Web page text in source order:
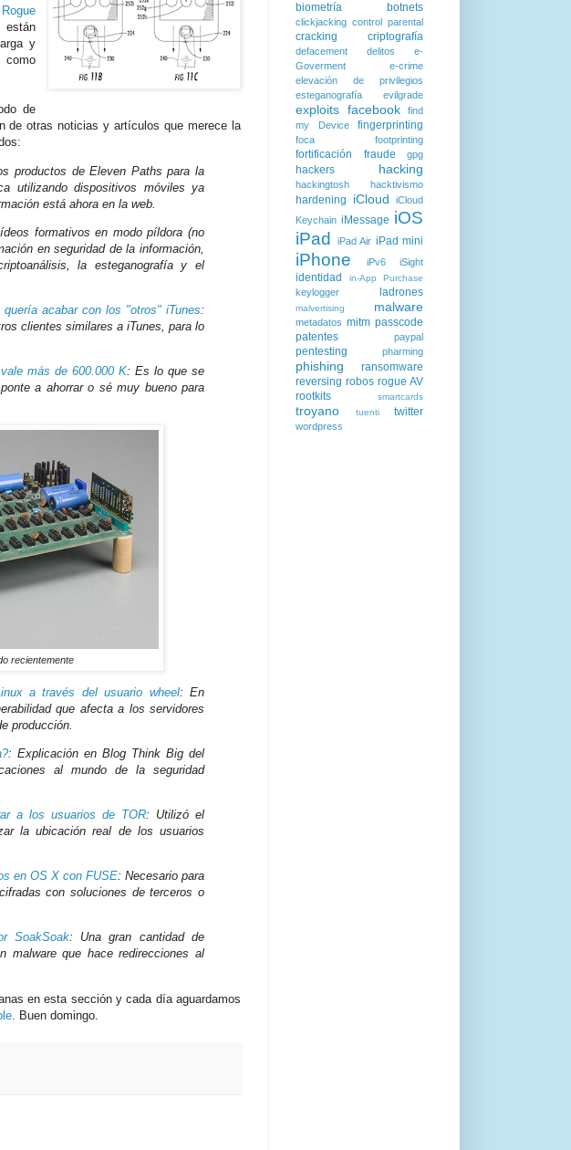
están
y
de
de otras noticias y artículos que merece la
productos de Eleven Paths para la
utilizando dispositivos móviles ya
está ahora en la web.
formativos en modo píldora (no
en seguridad de la información,
la esteganografía y el
acabar con los "otros" iTunes:
clientes similares a iTunes, para lo
más de 600.000 K: Es lo que se
a ahorrar o sé muy bueno para
recientemente
a través del usuario wheel: En
que afecta a los servidores
producción.
: Explicación en Blog Think Big del
al mundo de la seguridad
a los usuarios de TOR: Utilizó el
la ubicación real de los usuarios
en OS X con FUSE: Necesario para
con soluciones de terceros o
SoakSoak: Una gran cantidad de
malware que hace redirecciones al
en esta sección y cada día aguardamos
. Buen domingo.
biometría
botnets
clickjacking control parental
cracking criptografía
defacement delitos
e-
Goverment
e-crime
elevación de privilegios
esteganografía
evilgrade
exploits facebook
find
my Device
fingerprinting
foca footprinting
fortificación fraude gpg
hackers hacking
hackingtosh hacktivismo
hardening iCloud
iCloud
Keychain iMessage iOS
iPad
iPad Air iPad mini
iPhone iPv6 iSight
identidad in-App Purchase
keylogger ladrones
malvertising malware
metadatos mitm passcode
patentes
paypal
pentesting pharming
phishing
ransomware
reversing robos rogue AV
rootkits
smartcards
troyano tuenti twitter
wordpress